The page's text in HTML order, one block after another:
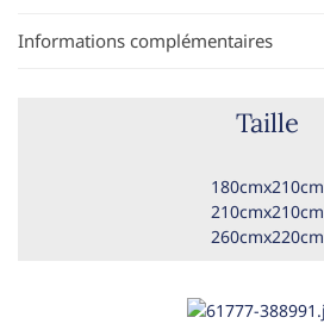
Informations complémentaires
Taille
180cmx210cm
210cmx210cm
260cmx220cm